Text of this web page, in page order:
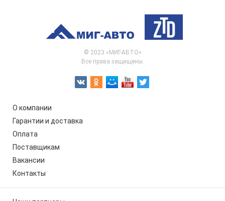
© 2023 «МИГ-АВТО»
Все права защищены.
О компании
Гарантии и доставка
Оплата
Поставщикам
Вакансии
Контакты